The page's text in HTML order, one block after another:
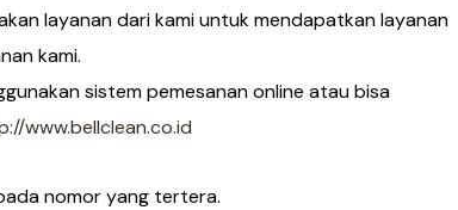
layanan dari kami untuk mendapatkan layanan
kami.
sistem pemesanan online atau bisa
www.bellclean.co.id
nomor yang tertera.